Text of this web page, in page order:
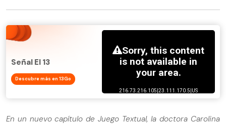
Señal El 13
Descubre más en 13Go
En un nuevo capítulo de Juego Textual, la doctora Carolina